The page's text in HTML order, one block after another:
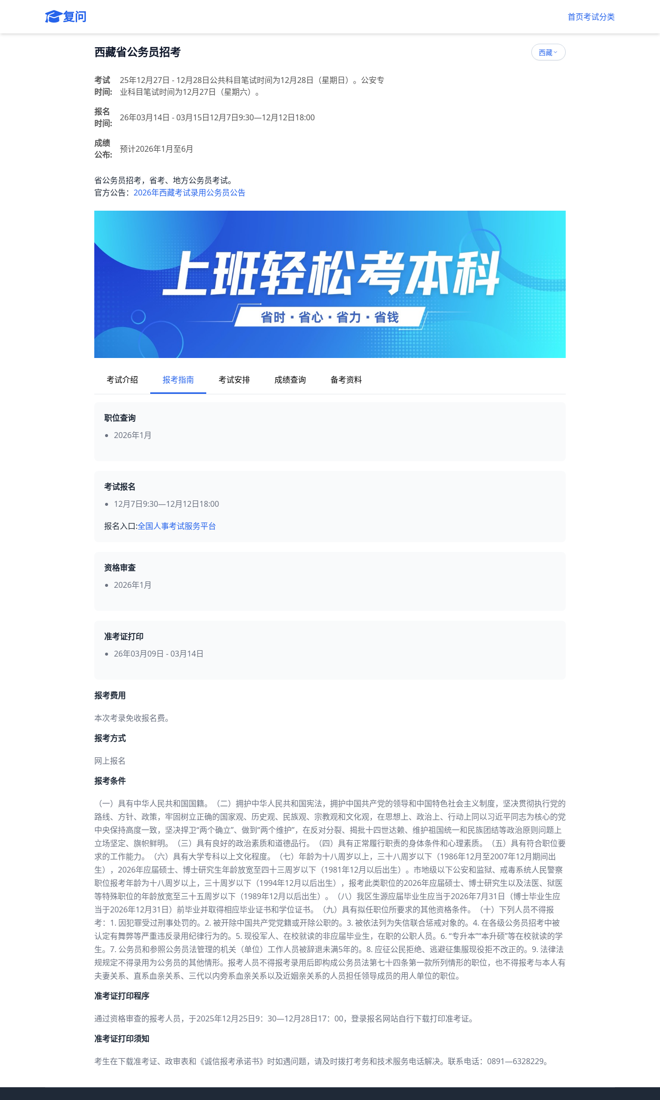
复问 首页考试分类
西藏省公务员招考 西藏
考试
时间:
25年12月27日 - 12月28日公共科目笔试时间为12月28日（星期日）。公安专
业科目笔试时间为12月27日（星期六）。
报名
时间:
26年03月14日 - 03月15日12月7日9:30—12月12日18:00
成绩
公布:
预计2026年1月至6月
省公务员招考，省考、地方公务员考试。
官方公告： 2026年西藏考试录用公务员公告
考试介绍 报考指南 考试安排 成绩查询 备考资料
职位查询
2026年1月
考试报名
12月7日9:30—12月12日18:00
报名入口:全国人事考试服务平台
资格审查
2026年1月
准考证打印
26年03月09日 - 03月14日
报考费用
本次考录免收报名费。
报考方式
网上报名
报考条件
（一）具有中华人民共和国国籍。（二）拥护中华人民共和国宪法，拥护中国共产党的领导和中国特色社会主义制度，坚决贯彻执行党的
路线、方针、政策，牢固树立正确的国家观、历史观、民族观、宗教观和文化观，在思想上、政治上、行动上同以习近平同志为核心的党
中央保持高度一致，坚决捍卫“两个确立”、做到“两个维护”，在反对分裂、揭批十四世达赖、维护祖国统一和民族团结等政治原则问题上
立场坚定、旗帜鲜明。（三）具有良好的政治素质和道德品行。（四）具有正常履行职责的身体条件和心理素质。（五）具有符合职位要
求的工作能力。（六）具有大学专科以上文化程度。（七）年龄为十八周岁以上，三十八周岁以下（1986年12月至2007年12月期间出
生），2026年应届硕士、博士研究生年龄放宽至四十三周岁以下（1981年12月以后出生）。市地级以下公安和监狱、戒毒系统人民警察
职位报考年龄为十八周岁以上，三十周岁以下（1994年12月以后出生），报考此类职位的2026年应届硕士、博士研究生以及法医、狱医
等特殊职位的年龄放宽至三十五周岁以下（1989年12月以后出生）。（八）我区生源应届毕业生应当于2026年7月31日（博士毕业生应
当于2026年12月31日）前毕业并取得相应毕业证书和学位证书。（九）具有拟任职位所要求的其他资格条件。（十）下列人员不得报
考：1. 因犯罪受过刑事处罚的。2. 被开除中国共产党党籍或开除公职的。3. 被依法列为失信联合惩戒对象的。4. 在各级公务员招考中被
认定有舞弊等严重违反录用纪律行为的。5. 现役军人、在校就读的非应届毕业生，在职的公职人员。6. “专升本”“本升硕”等在校就读的学
生。7. 公务员和参照公务员法管理的机关（单位）工作人员被辞退未满5年的。8. 应征公民拒绝、逃避征集服现役拒不改正的。9. 法律法
规规定不得录用为公务员的其他情形。报考人员不得报考录用后即构成公务员法第七十四条第一款所列情形的职位，也不得报考与本人有
夫妻关系、直系血亲关系、三代以内旁系血亲关系以及近姻亲关系的人员担任领导成员的用人单位的职位。
准考证打印程序
通过资格审查的报考人员，于2025年12月25日9：30—12月28日17：00，登录报名网站自行下载打印准考证。
准考证打印须知
考生在下载准考证、政审表和《诚信报考承诺书》时如遇问题，请及时拨打考务和技术服务电话解决。联系电话：0891—6328229。